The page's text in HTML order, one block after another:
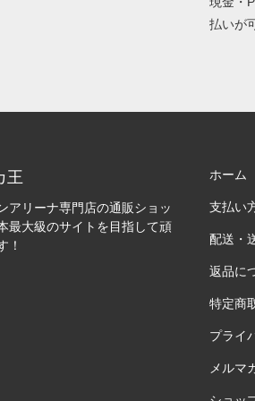
払いが
王
アリーナ専門店の通販ショッ
最大級のサイトを目指して頑
！
ホーム
支払い
配送・
返品に
特定商
プライ
メルマ